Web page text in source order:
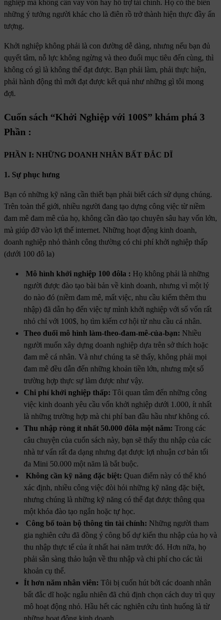
nghiệp mà không cần vay vốn hay hỗ trợ tài chính. Họ có thể biến
những ý tưởng người khác cho là điên rồ trở thành hiện thực đầy ấn
tượng.
Khởi nghiệp không phải là con đường dễ dàng, nhưng nếu bạn đủ
quyết tâm, nỗ lực không ngừng và theo đuổi mục tiêu đến cùng, thì
không có gì là không thể đạt được. Bạn phải làm, phải thực hiện,
phải hành động thì mới đạt được kết quả như những gì tôi mong
đợi.
Cuốn sách “Khởi Nghiệp với 100$” khám phá 3
Phần :
PHẦN I: NHỮNG DOANH NHÂN BẤT ĐẮC DĨ
1. Sự phục hưng
Bạn có những kỹ năng cần thiết bạn phải biết cách sử dụng chúng.
Trên toàn thế giới, nhiều người đang tạo dựng công việc từ niềm
đam mê đam mê của họ, không cần đào tạo chuyên sâu hay vốn lớn,
mà giúp đỡ vào lợi thế internet. Những hoạt động kinh doanh,
doanh nghiệp nhỏ thành công thường có chi phí khởi nghiệp thấp
(dưới 100 đô la)
Mô hình khởi nghiệp 100 đôla : Họ không phải là những
người được đào tạo bài bản về kinh doanh, nhưng vì một lý
do nào đó (niềm đam mê, mất việc, nhu cầu kiếm thêm thu
nhập) đã dẫn họ đến việc tự mình khởi nghiệp với số vốn rất
nhỏ chỉ với 100$, họ tìm kiếm cơ hội từ nhu cầu cá nhân.
Theo đuổi mô hình làm-theo-đam-mê-của-bạn: Nhiều
người muốn xây dựng doanh nghiệp dựa trên sở thích hoặc
đam mê cá nhân. Và như chúng ta sẽ thấy, không phải mọi
đam mê đều dẫn đến những khoản tiền lớn, nhưng một số
trường hợp thực sự làm được như vậy.
Chi phí khởi nghiệp thấp: Tôi quan tâm đến những công
việc kinh doanh yêu cầu vốn khởi nghiệp dưới 1.000, ít nhất
là những trường hợp mà chi phí ban đầu hầu như không có.
Thu nhập ròng ít nhất 50.000 đôla một năm: Trong các
câu chuyện của cuốn sách này, bạn sẽ thấy thu nhập của các
nhà tư vấn rất đa dạng nhưng đạt được lợi nhuận cơ bản tối
đa Mini 50.000 một năm là bắt buộc.
Không cần kỹ năng đặc biệt: Quan điểm này có thể khó
xác định, nhiều công việc đòi hỏi những kỹ năng đặc biệt,
nhưng chúng là những kỹ năng có thể đạt được thông qua
một khóa đào tạo ngắn hoặc tự học.
Công bố toàn bộ thông tin tài chính: Những người tham
gia nghiên cứu đã đồng ý công bố dự kiến ​​thu nhập của họ và
thu nhập thực tế của ít nhất hai năm trước đó. Hơn nữa, họ
phải sẵn sàng thảo luận về thu nhập và chi phí cho các tài
khoản cụ thể.
Ít hơn năm nhân viên: Tôi bị cuốn hút bởi các doanh nhân
bất đắc dĩ hoặc ngẫu nhiên đã chủ định chọn cách duy trì quy
mô hoạt động nhỏ. Hầu hết các nghiên cứu tình huống là từ